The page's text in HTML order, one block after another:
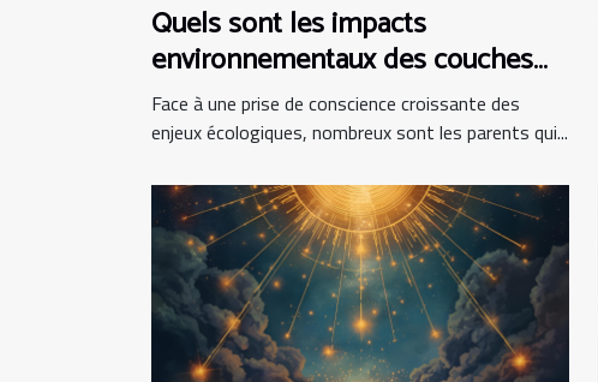
Quels sont les impacts
environnementaux des couches
bio ?
Face à une prise de conscience croissante des
enjeux écologiques, nombreux sont les parents qui...